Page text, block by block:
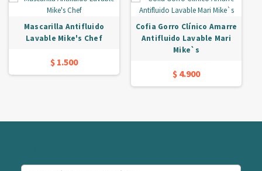
Mascarilla Antifluido
Lavable Mike's Chef
$ 1.500
Cofia Gorro Clínico Amarre
Antifluido Lavable Mari
Mike`s
$ 4.900